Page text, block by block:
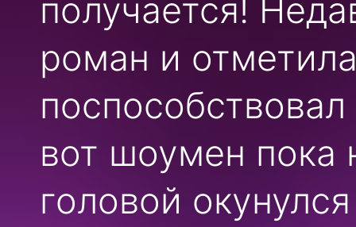
получается!
роман и
вот шоумен пока
головой